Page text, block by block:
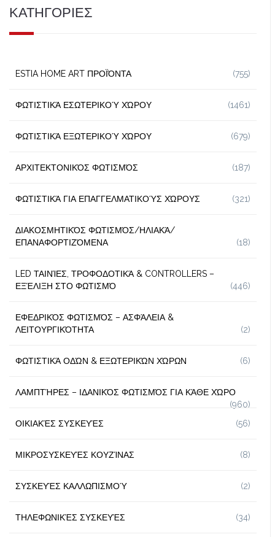
ΚΑΤΗΓΟΡΙΕΣ
ESTIA HOME ART ΠΡΟΪΌΝΤΑ (755)
ΦΩΤΙΣΤΙΚΆ ΕΣΩΤΕΡΙΚΟΎ ΧΏΡΟΥ (1461)
ΦΩΤΙΣΤΙΚΆ ΕΞΩΤΕΡΙΚΟΎ ΧΏΡΟΥ (679)
ΑΡΧΙΤΕΚΤΟΝΙΚΌΣ ΦΩΤΙΣΜΌΣ (187)
ΦΩΤΙΣΤΙΚΆ ΓΙΑ ΕΠΑΓΓΕΛΜΑΤΙΚΟΎΣ ΧΏΡΟΥΣ (321)
ΔΙΑΚΟΣΜΗΤΙΚΌΣ ΦΩΤΙΣΜΌΣ/ΗΛΙΑΚΆ/
ΕΠΑΝΑΦΟΡΤΙΖΌΜΕΝΑ
(18)
LED ΤΑΙΝΊΕΣ, ΤΡΟΦΟΔΟΤΙΚΆ & CONTROLLERS –
ΕΞΈΛΙΞΗ ΣΤΟ ΦΩΤΙΣΜΌ
(446)
ΕΦΕΔΡΙΚΌΣ ΦΩΤΙΣΜΌΣ – ΑΣΦΆΛΕΙΑ &
ΛΕΙΤΟΥΡΓΙΚΌΤΗΤΑ
(2)
ΦΩΤΙΣΤΙΚΆ ΟΔΏΝ & ΕΞΩΤΕΡΙΚΏΝ ΧΏΡΩΝ (6)
ΛΑΜΠΤΉΡΕΣ – ΙΔΑΝΙΚΌΣ ΦΩΤΙΣΜΌΣ ΓΙΑ ΚΆΘΕ ΧΏΡΟ
(960)
ΟΙΚΙΑΚΈΣ ΣΥΣΚΕΥΈΣ
(56)
ΜΙΚΡΟΣΥΣΚΕΥΈΣ ΚΟΥΖΊΝΑΣ (8)
ΣΥΣΚΕΥΈΣ ΚΑΛΛΩΠΙΣΜΟΎ (2)
ΤΗΛΕΦΩΝΙΚΈΣ ΣΥΣΚΕΥΈΣ (34)